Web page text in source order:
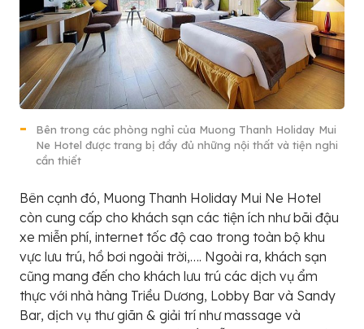
Bên trong các phòng nghỉ của Muong Thanh Holiday Mui
Ne Hotel được trang bị đầy đủ những nội thất và tiện nghi
cần thiết
Bên cạnh đó, Muong Thanh Holiday Mui Ne Hotel
còn cung cấp cho khách sạn các tiện ích như bãi đậu
xe miễn phí, internet tốc độ cao trong toàn bộ khu
vực lưu trú, hồ bơi ngoài trời,…. Ngoài ra, khách sạn
cũng mang đến cho khách lưu trú các dịch vụ ẩm
thực với nhà hàng Triều Dương, Lobby Bar và Sandy
Bar, dịch vụ thư giãn & giải trí như massage và